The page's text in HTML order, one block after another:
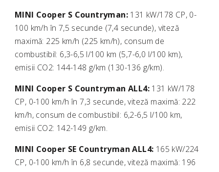
MINI Cooper S Countryman: 131 kW/178 CP, 0-
100 km/h în 7,5 secunde (7,4 secunde), viteză
maximă: 225 km/h (225 km/h), consum de
combustibil: 6,3-6,5 l/100 km (5,7-6,0 l/100 km),
emisii CO2: 144-148 g/km (130-136 g/km).
MINI Cooper S Countryman ALL4: 131 kW/178
CP, 0-100 km/h în 7,3 secunde, viteză maximă: 222
km/h, consum de combustibil: 6,2-6,5 l/100 km,
emisii CO2: 142-149 g/km.
MINI Cooper SE Countryman ALL4: 165 kW/224
CP, 0-100 km/h în 6,8 secunde, viteză maximă: 196